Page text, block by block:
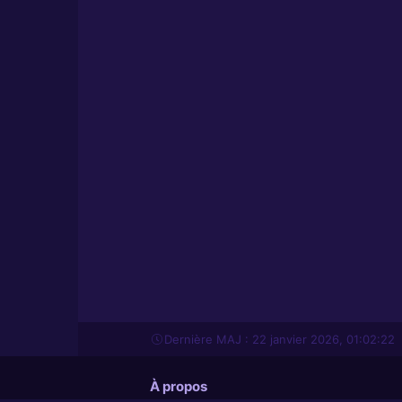
Dernière MAJ : 22 janvier 2026, 01:02:22
À propos